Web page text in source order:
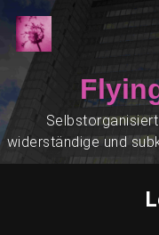
widerständige und